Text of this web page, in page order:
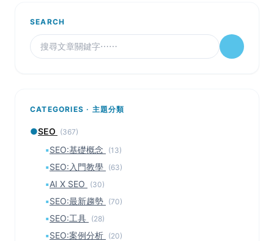
SEARCH
CATEGORIES · 主題分類
●SEO (367)
▪SEO:基礎概念 (13)
▪SEO:入門教學 (63)
▪AI X SEO (30)
▪SEO:最新趨勢 (70)
▪SEO:工具 (28)
▪SEO:案例分析 (20)